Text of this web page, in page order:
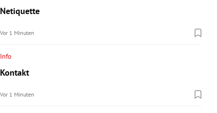
Untermenü
Untermenü
Untermenü
Netiquette
Vor 1 Minuten
Info
Kontakt
Vor 1 Minuten